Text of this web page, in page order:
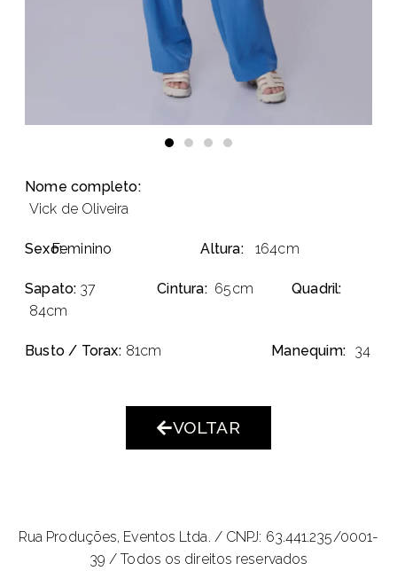
Nome completo:
Vick de Oliveira
Sexo:Feminino Altura: 164cm
Sapato: 37 Cintura: 65cm
Quadril:
84cm
Busto / Torax: 81cm Manequim: 34
VOLTAR
Rua Produções, Eventos Ltda. / CNPJ: 63.441.235/0001-
39 / Todos os direitos reservados